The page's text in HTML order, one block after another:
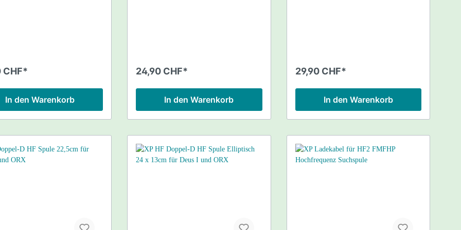
CHF*
In den Warenkorb
24,90 CHF*
In den Warenkorb
29,90 CHF*
In den Warenkorb